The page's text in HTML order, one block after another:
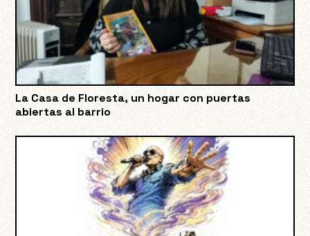
La Casa de Floresta, un hogar con puertas
abiertas al barrio